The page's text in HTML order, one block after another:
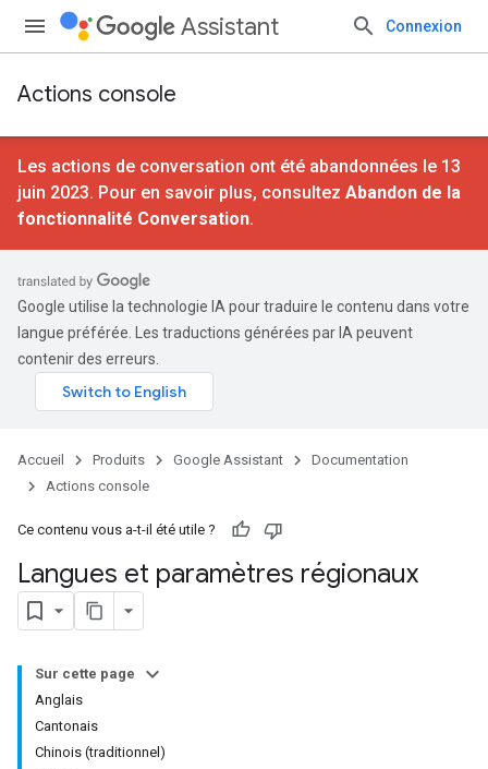
Assistant Connexion
Actions console
Les actions de conversation ont été abandonnées le 13
juin 2023. Pour en savoir plus, consultez Abandon de la
fonctionnalité Conversation.
Google utilise la technologie IA pour traduire le contenu dans votre
langue préférée. Les traductions générées par IA peuvent
contenir des erreurs.
Accueil Produits Google Assistant
Documentation
Actions console
Ce contenu vous a-t-il été utile ?
Langues et paramètres régionaux
Sur cette page
Anglais
Cantonais
Chinois (traditionnel)